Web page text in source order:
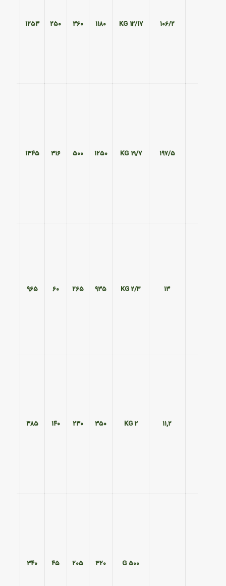
۱۰۶/۲ 12/17 KG ۱۱۸۰ ۳۶۰ ۲۵۰ ۱۲۵۳
۱۹۷/۵ 19/7 KG ۱۲۵۰ ۵۰۰ ۳۱۶ ۱۳۴۵
۱۳ 2/3 KG ۹۳۵ ۲۶۵ ۶۰ ۹۶۵
۱۱,۲ 2 KG ۳۵۰ ۲۳۰ ۱۴۰ ۳۸۵
500 G ۳۲۰ ۲۰۵ ۴۵ ۳۴۰